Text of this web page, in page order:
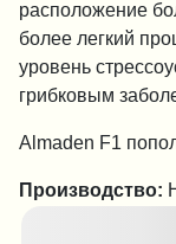
расположение
более легкий
уровень
грибковым
Almaden F1
Производство: